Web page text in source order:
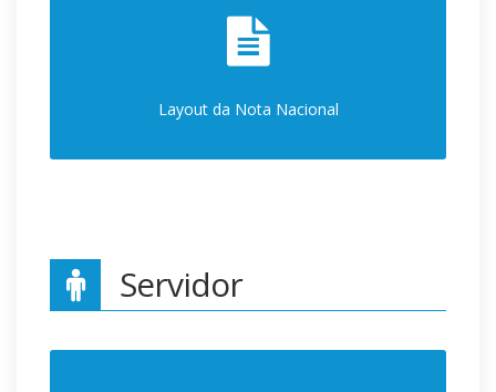
Layout da Nota Nacional
Servidor